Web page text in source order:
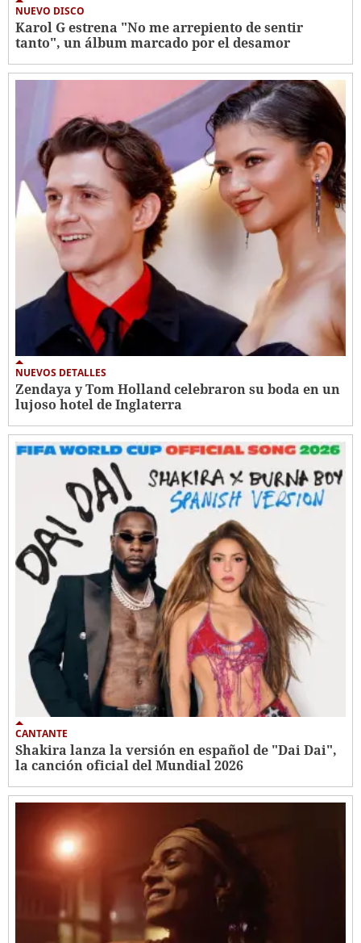
NUEVO DISCO
Karol G estrena "No me arrepiento de sentir
tanto", un álbum marcado por el desamor
NUEVOS DETALLES
Zendaya y Tom Holland celebraron su boda en un
lujoso hotel de Inglaterra
CANTANTE
Shakira lanza la versión en español de "Dai Dai",
la canción oficial del Mundial 2026